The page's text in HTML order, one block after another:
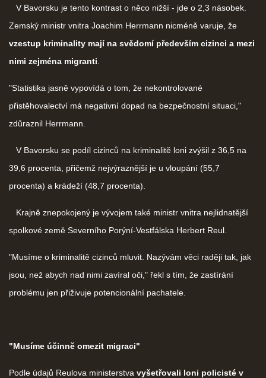
V Bavorsku je tento kontrast o něco nižší - jde o 2,3 násobek.
Zemský ministr vnitra Joachim Herrmann nicméně varuje, že
vzestup kriminality mají na svědomí především cizinci a mezi
nimi zejména migranti
"Statistika jasně vypovídá o tom, že nekontrolované
přistěhovalectví má negativní dopad na bezpečnostní situaci,"
zdůraznil Herrmann.
V Bavorsku se podíl cizinců na kriminalitě loni zvýšil z 36,5 na
39,6 procenta, přičemž nejvýraznější je u vloupání (55,7
procenta) a krádeží (48,7 procenta).
Krajně znepokojený je vývojem také ministr vnitra nejlidnatější
spolkové země Severního Porýní-Vestfálska Herbert Reul.
"Musíme o kriminalitě cizinců mluvit. Nazývám věci raději tak, jak
jsou, než abych nad nimi zavíral oči," řekl s tím, že zastírání
problému jen přiživuje potencionální pachatele.
"Musíme účinně omezit migraci"
Podle údajů Reulova ministerstva vyšetřovali loni policisté v